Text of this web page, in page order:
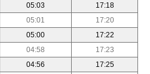
05:03
17:18
05:01
17:20
05:00
17:22
04:58
17:23
04:56
17:25